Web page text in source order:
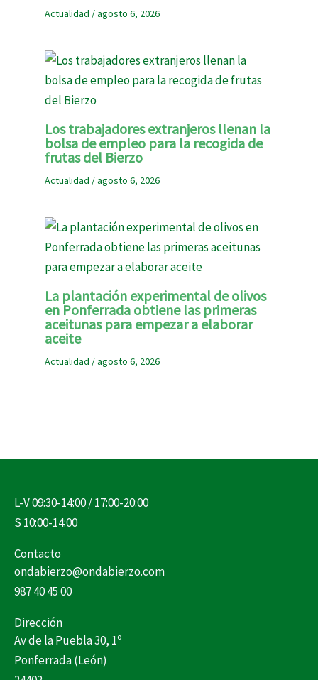
Actualidad /agosto 6, 2026
Los trabajadores extranjeros llenan la
bolsa de empleo para la recogida de
frutas del Bierzo
Actualidad /agosto 6, 2026
La plantación experimental de olivos
en Ponferrada obtiene las primeras
aceitunas para empezar a elaborar
aceite
Actualidad /agosto 6, 2026
L-V 09:30-14:00 / 17:00-20:00
S 10:00-14:00
Contacto
ondabierzo@ondabierzo.com
987 40 45 00
Dirección
Av de la Puebla 30, 1º
Ponferrada (León)